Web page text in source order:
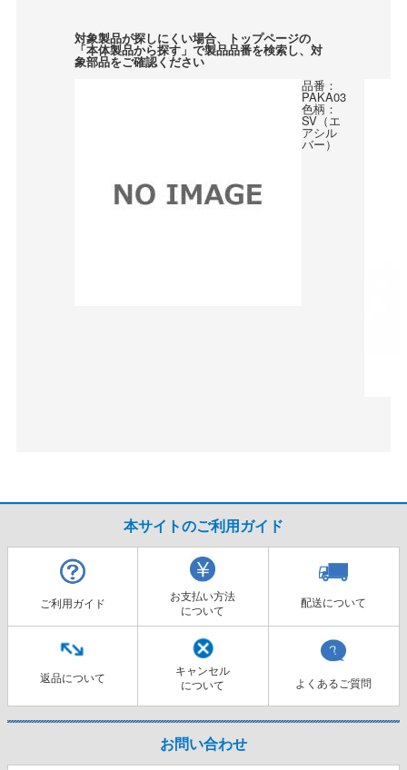
対象製品が探しにくい場合、トップページの
「本体製品から探す」で製品品番を検索し、対
象部品をご確認ください
品番：
PAKA03
色柄：
SV（エ
アシル
バー）
本サイトのご利用ガイド
ご利用ガイド
お支払い方法
について
配送について
返品について
キャンセル
について
よくあるご質問
お問い合わせ